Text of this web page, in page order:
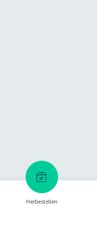
Herbestellen